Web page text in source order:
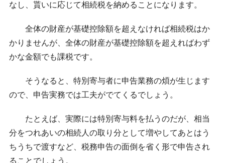
なし、貰いに応じて相続税を納めることになります。
全体の財産が基礎控除額を超えなければ相続税はか
かりませんが、全体の財産が基礎控除額を超えればわず
かな金額でも課税です。
そうなると、特別寄与者に申告業務の煩が生じます
ので、申告実務では工夫がでてくるでしょう。
たとえば、実際には特別寄与料を払うのだが、相当
分をつれあいの相続人の取り分として増やしてあとはう
ちうちで渡すなど、税務申告の面倒を省く形で申告され
ることでしょう。